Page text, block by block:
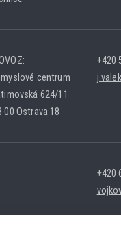
centrum
624/11
00 Ostrava 18
+420
+420